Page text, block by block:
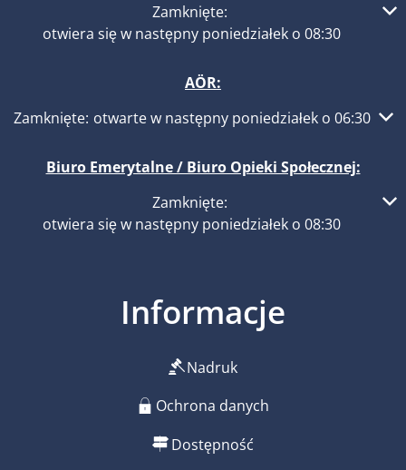
Kliknij, aby ukryć inne godziny otwarcia lub zamknięcia
Zamknięte:
otwiera się w następny poniedziałek o 08:30
AÖR:
Kliknij, aby ukryć inne godziny otwarcia lub zamknięcia
Zamknięte: otwarte w następny poniedziałek o 06:30
Biuro Emerytalne / Biuro Opieki Społecznej:
Kliknij, aby ukryć inne godziny otwarcia lub zamknięcia
Zamknięte:
otwiera się w następny poniedziałek o 08:30
Informacje
Nadruk
Ochrona danych
Dostępność